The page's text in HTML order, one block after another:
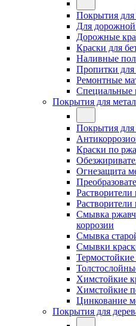
Покрытия для
Для
Дорожные
Краски для
Наливные
Пропитки для
Ремонтные
Специальные
Покрытия для
Покрытия для
Краски по
Огнезащита
Растворители
Растворители
Смывка
коррозии
Смывка
Смывки
Химстойкие
Химстойкие
Цинкование
Покрытия для